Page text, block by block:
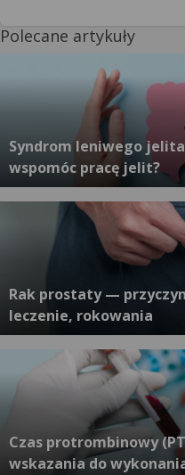
Polecane artykuły
Syndrom leniwego
wspomóc pracę jelit?
Rak prostaty —
leczenie, rokowania
Czas protrombinowy
wskazania do